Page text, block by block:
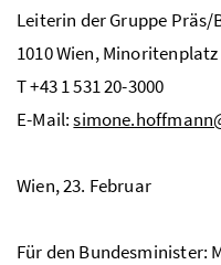
Leiterin der Gruppe
1010 Wien, Minoritenplatz
T +43 1 531 20-3000
E-Mail:
Wien, 23. Februar
Für den Bundesminister: